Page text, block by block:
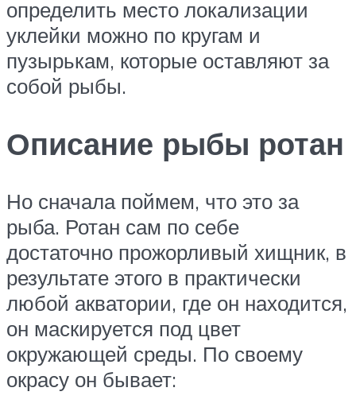
определить место локализации
уклейки можно по кругам и
пузырькам, которые оставляют за
собой рыбы.
Описание рыбы ротан
Но сначала поймем, что это за
рыба. Ротан сам по себе
достаточно прожорливый хищник, в
результате этого в практически
любой акватории, где он находится,
он маскируется под цвет
окружающей среды. По своему
окрасу он бывает: